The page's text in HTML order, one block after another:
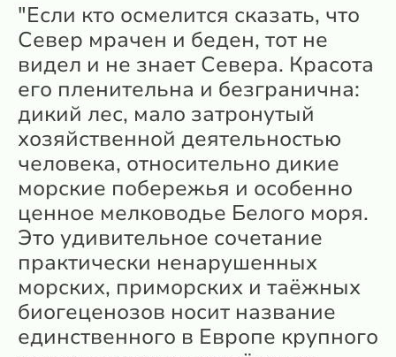
"Если кто осмелится сказать, что
Север мрачен и беден, тот не
видел и не знает Севера. Красота
его пленительна и безгранична:
дикий лес, мало затронутый
хозяйственной деятельностью
человека, относительно дикие
морские побережья и особенно
ценное мелководье Белого моря.
Это удивительное сочетание
практически ненарушенных
морских, приморских и таёжных
биогеценозов носит название
единственного в Европе крупного